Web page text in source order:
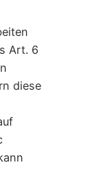
Art. 6
diese